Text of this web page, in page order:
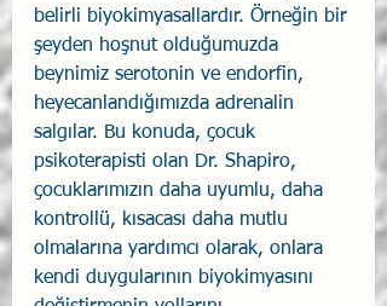
belirli biyokimyasallardır. Örneğin bir
şeyden hoşnut olduğumuzda
beynimiz serotonin ve endorfin,
heyecanlandığımızda adrenalin
salgılar. Bu konuda, çocuk
psikoterapisti olan Dr. Shapiro,
çocuklarımızın daha uyumlu, daha
kontrollü, kısacası daha mutlu
olmalarına yardımcı olarak, onlara
kendi duygularının biyokimyasını